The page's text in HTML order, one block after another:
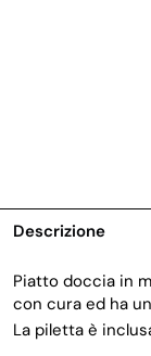
Descrizione
Piatto doccia in
con cura ed ha
La piletta è